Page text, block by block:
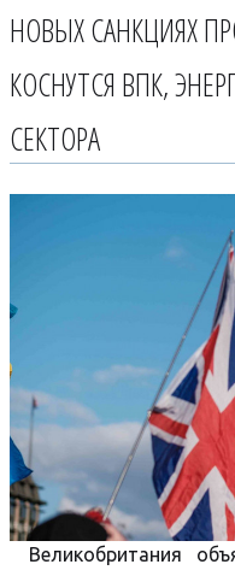
НОВЫХ САНКЦИЯХ
КОСНУТСЯ ВПК,
СЕКТОРА
Великобритания